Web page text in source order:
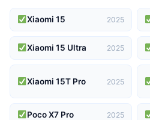
Xiaomi 15 2025
Xiaomi 15 Ultra 2025
Xiaomi 15T Pro 2025
Poco X7 Pro 2025